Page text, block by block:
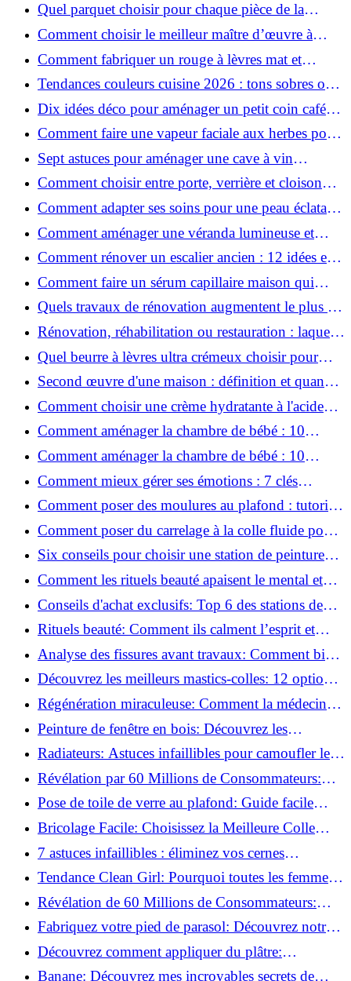
Quel parquet choisir pour chaque pièce de la
maison ?
Comment choisir le meilleur maître d’œuvre à
Grenoble en 2026 ?
Comment fabriquer un rouge à lèvres mat et
hydratant fait maison ?
Tendances couleurs cuisine 2026 : tons sobres ou
colorés, que choisir ?
Dix idées déco pour aménager un petit coin café
chez soi
Comment faire une vapeur faciale aux herbes pour
une peau plus saine et rajeunie ?
Sept astuces pour aménager une cave à vin
naturelle chez soi
Comment choisir entre porte, verrière et cloison
coulissante pour séparer vos pièces ?
Comment adapter ses soins pour une peau éclatante
en hiver ?
Comment aménager une véranda lumineuse et
conviviale : 12 idées déco
Comment rénover un escalier ancien : 12 idées et
astuces faciles pas à pas
Comment faire un sérum capillaire maison qui
stimule réellement la pousse des cheveux ?
Quels travaux de rénovation augmentent le plus la
valeur d'une maison pour la revente ?
Rénovation, réhabilitation ou restauration : laquelle
convient le mieux à mon logement ?
Quel beurre à lèvres ultra crémeux choisir pour
lèvres sèches et gercées?
Second œuvre d'une maison : définition et quand
le réaliser
Comment choisir une crème hydratante à l'acide
hyaluronique et niacinamide ?
Comment aménager la chambre de bébé : 10
conseils sécurité, déco et rangement
Comment aménager la chambre de bébé : 10
conseils sécurité, déco et rangement
Comment mieux gérer ses émotions : 7 clés
pratiques
Comment poser des moulures au plafond : tutoriel
vidéo pas à pas ?
Comment poser du carrelage à la colle fluide pour
un rendu professionnel ?
Six conseils pour choisir une station de peinture
basse pression
Comment les rituels beauté apaisent le mental et
créent des moments pour soi ?
Conseils d'achat exclusifs: Top 6 des stations de
peinture basse pression incontournables!
Rituels beauté: Comment ils calment l’esprit et
chouchoutent votre âme!
Analyse des fissures avant travaux: Comment bien
préparer vos surfaces!
Découvrez les meilleurs mastics-colles: 12 options
dès 6,70 €!
Régénération miraculeuse: Comment la médecine
régénérative peut restaurer votre confiance!
Peinture de fenêtre en bois: Découvrez les
techniques infaillibles pour un résultat parfait!
Radiateurs: Astuces infaillibles pour camoufler les
tuyaux apparents!
Révélation par 60 Millions de Consommateurs:
Découvrez le sérum anti-rides numéro un!
Pose de toile de verre au plafond: Guide facile
pour débutants!
Bricolage Facile: Choisissez la Meilleure Colle
pour Chaque Matériau!
7 astuces infaillibles : éliminez vos cernes
rapidement !
Tendance Clean Girl: Pourquoi toutes les femmes
l'adoptent?
Révélation de 60 Millions de Consommateurs:
Découvrez le meilleur fond de teint pour votre
peau!
Fabriquez votre pied de parasol: Découvrez notre
tutoriel facile !
Découvrez comment appliquer du plâtre:
Techniques pour un mur intérieur parfait!
Banane: Découvrez mes incroyables secrets de